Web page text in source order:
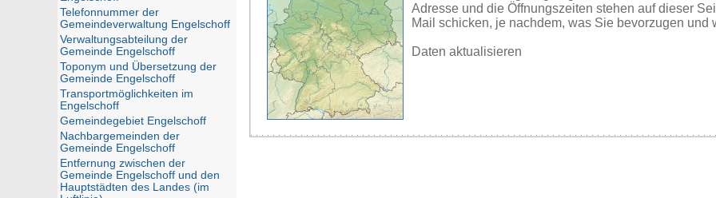
Adresse und die Öffnungszeiten stehen auf dieser
Mail schicken, je nachdem, was Sie bevorzugen und
Daten aktualisieren
Telefonnummer der
Gemeindeverwaltung Engelschoff
Verwaltungsabteilung der
Gemeinde Engelschoff
Toponym und Übersetzung der
Gemeinde Engelschoff
Transportmöglichkeiten im
Engelschoff
Gemeindegebiet Engelschoff
Nachbargemeinden der
Gemeinde Engelschoff
Entfernung zwischen der
Gemeinde Engelschoff und den
Hauptstädten des Landes (im